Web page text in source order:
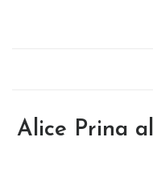
Alice Prina